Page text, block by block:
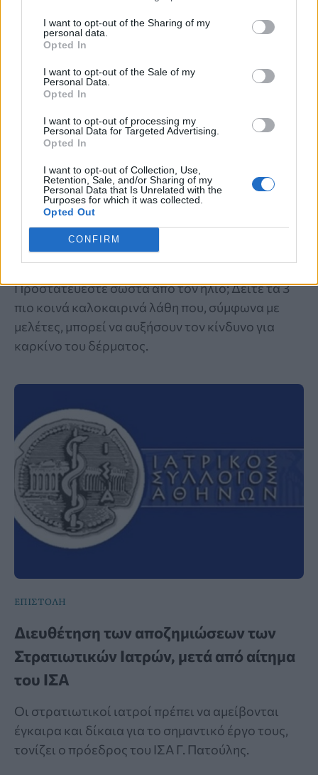
I want to opt-out of the Sharing of my
personal data.
Opted In
I want to opt-out of the Sale of my
Personal Data.
Opted In
I want to opt-out of processing my
Personal Data for Targeted Advertising.
Opted In
I want to opt-out of Collection, Use,
Retention, Sale, and/or Sharing of my
Personal Data that Is Unrelated with the
Purposes for which it was collected.
Opted Out
CONFIRM
ΠΟΙΑ ΕΙΝΑΙ;
3 κοινά λάθη το καλοκαίρι που
αυξάνουν τον κίνδυνο για καρκίνο του
δέρματος – Πώς να προστατευτούμε;
Προστατεύεστε σωστά από τον ήλιο; Δείτε τα 3
πιο κοινά καλοκαιρινά λάθη που, σύμφωνα με
μελέτες, μπορεί να αυξήσουν τον κίνδυνο για
καρκίνο του δέρματος.
ΕΠΙΣΤΟΛΗ
Διευθέτηση των αποζημιώσεων των
Στρατιωτικών Ιατρών, μετά από αίτημα
του ΙΣΑ
Οι στρατιωτικοί ιατροί πρέπει να αμείβονται
έγκαιρα και δίκαια για το σημαντικό έργο τους,
τονίζει ο πρόεδρος του ΙΣΑ Γ. Πατούλης.